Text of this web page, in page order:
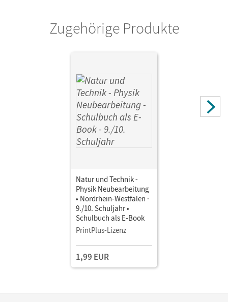
Zugehörige Produkte
Natur und Technik -
Physik Neubearbeitung
• Nordrhein-Westfalen ·
9./10. Schuljahr •
Schulbuch als E-Book
PrintPlus-Lizenz
1,99 EUR